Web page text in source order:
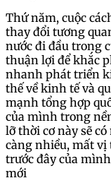
Thứ năm, cuộc
thay đổi tương
nước đi đầu trong
thuận lợi để khắc
nhanh phát triển
thế về kinh tế và
mạnh tổng hợp
của mình trong
lỡ thời cơ này sẽ
càng nhiều, mất
trước đây của
mới